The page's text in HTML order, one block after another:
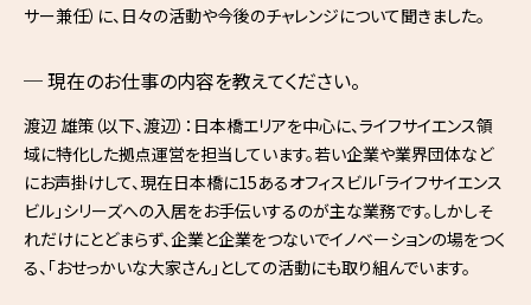
サー兼任）に、日々の活動や今後のチャレンジについて聞きました。
現在のお仕事の内容を教えてください。
渡辺 雄策（以下、渡辺）：日本橋エリアを中心に、ライフサイエンス領
域に特化した拠点運営を担当しています。若い企業や業界団体など
にお声掛けして、現在日本橋に15あるオフィスビル「ライフサイエンス
ビル」シリーズへの入居をお手伝いするのが主な業務です。しかしそ
れだけにとどまらず、企業と企業をつないでイノベーションの場をつく
る、「おせっかいな大家さん」としての活動にも取り組んでいます。